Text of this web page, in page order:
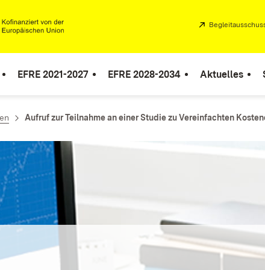
Extern:
EFRE 2021-2027 EFRE 2028-2034 Aktuelles
Aufruf zur Teilnahme an einer Studie zu Vereinfachten